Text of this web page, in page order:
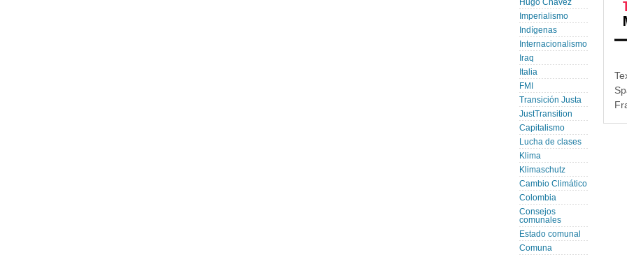
Hugo Chávez
Imperialismo
Indígenas
Internacionalismo
Iraq
Italia
FMI
Transición Justa
JustTransition
Capitalismo
Lucha de clases
Klima
Klimaschutz
Cambio Climático
Colombia
Consejos
comunales
Estado comunal
Comuna